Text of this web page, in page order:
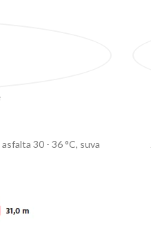
30 - 36 °C, suva